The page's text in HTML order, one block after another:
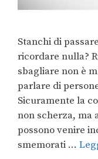
Stanchi di
ricordare nulla?
sbagliare non è
parlare di
Sicuramente la
non scherza, ma
possono venire
smemorati …